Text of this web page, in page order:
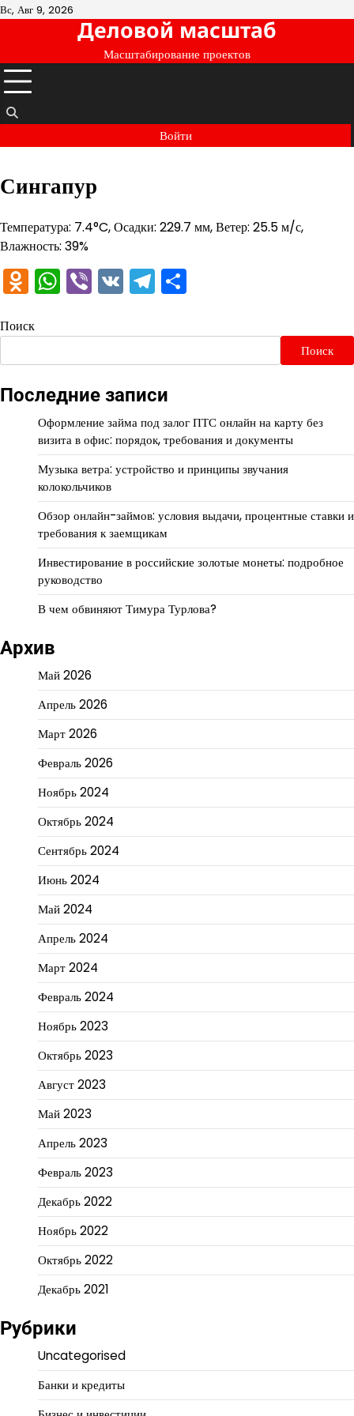
Перейти
Вс, Авг 9, 2026
Деловой масштаб
Масштабирование проектов
Войти
Сингапур
Температура: 7.4°C, Осадки: 229.7 мм, Ветер: 25.5 м/с,
Влажность: 39%
Odnoklassniki
WhatsApp
Viber
VKTelegram
Поиск
Поиск
Последние записи
Оформление займа под залог ПТС онлайн на карту без
визита в офис: порядок, требования и документы
Музыка ветра: устройство и принципы звучания
колокольчиков
Обзор онлайн-займов: условия выдачи, процентные ставки и
требования к заемщикам
Инвестирование в российские золотые монеты: подробное
руководство
В чем обвиняют Тимура Турлова?
Архив
Май 2026
Апрель 2026
Март 2026
Февраль 2026
Ноябрь 2024
Октябрь 2024
Сентябрь 2024
Июнь 2024
Май 2024
Апрель 2024
Март 2024
Февраль 2024
Ноябрь 2023
Октябрь 2023
Август 2023
Май 2023
Апрель 2023
Февраль 2023
Декабрь 2022
Ноябрь 2022
Октябрь 2022
Декабрь 2021
Рубрики
Uncategorised
Банки и кредиты